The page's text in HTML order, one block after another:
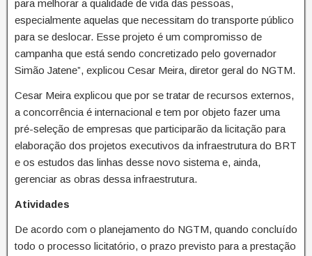
para melhorar a qualidade de vida das pessoas,
especialmente aquelas que necessitam do transporte público
para se deslocar. Esse projeto é um compromisso de
campanha que está sendo concretizado pelo governador
Simão Jatene”, explicou Cesar Meira, diretor geral do NGTM.
Cesar Meira explicou que por se tratar de recursos externos,
a concorrência é internacional e tem por objeto fazer uma
pré-seleção de empresas que participarão da licitação para
elaboração dos projetos executivos da infraestrutura do BRT
e os estudos das linhas desse novo sistema e, ainda,
gerenciar as obras dessa infraestrutura.
Atividades
De acordo com o planejamento do NGTM, quando concluído
todo o processo licitatório, o prazo previsto para a prestação